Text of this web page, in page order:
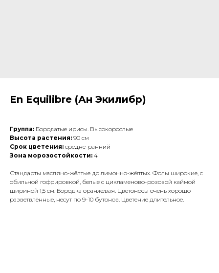
En Equilibre (Ан Экилибр)
Группа: Бородатые ирисы. Высокорослые
Высота растения: 90 см
Срок цветения: средне-ранний
Зона морозостойкости: 4
Стандарты масляно-жёлтые до лимонно-жёлтых. Фолы широкие, с
обильной гофрировкой, белые с цикламеново-розовой каймой
шириной 1,5 см. Бородка оранжевая. Цветоносы очень хорошо
разветвлённые, несут по 9-10 бутонов. Цветение длительное.